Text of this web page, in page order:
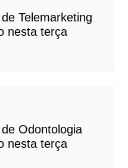
Telemarketing
nesta terça
Odontologia
nesta terça